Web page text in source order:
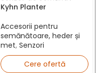
Kyhn Planter
Accesorii pentru
semănătoare, heder și
met, Senzori
Cere ofertă